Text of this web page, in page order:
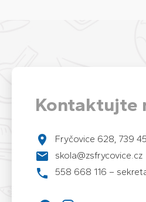
Kontaktujte
Fryčovice 628, 739
skola@zsfrycovice.cz
558 668 116 –